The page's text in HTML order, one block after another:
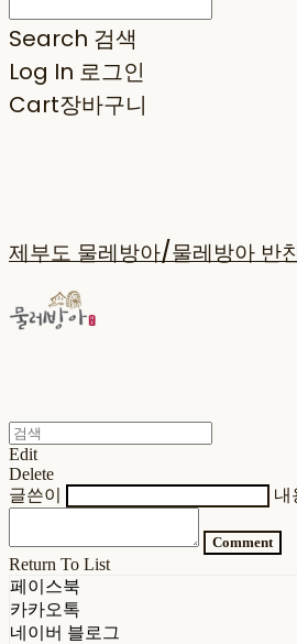
Search 검색
Log In 로그인
Cart장바구니
제부도 물레방아/물레방아 반
Edit
Delete
글쓴이
내
Comment
Return To List
페이스북
카카오톡
네이버 블로그